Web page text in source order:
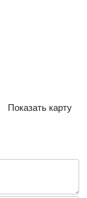
Показать карту